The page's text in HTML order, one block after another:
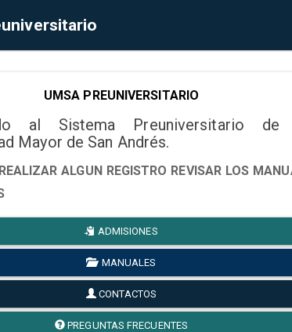
UMSA PREUNIVERSITARIO
al Sistema Preuniversitario de
Mayor de San Andrés.
ALGUN REGISTRO REVISAR LOS
ADMISIONES
MANUALES
CONTACTOS
PREGUNTAS FRECUENTES